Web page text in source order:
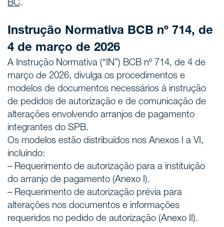
BC.
Instrução Normativa BCB nº 714, de
4 de março de 2026
A Instrução Normativa (“IN”) BCB nº 714, de 4 de
março de 2026, divulga os procedimentos e
modelos de documentos necessários à instrução
de pedidos de autorização e de comunicação de
alterações envolvendo arranjos de pagamento
integrantes do SPB.
Os modelos estão distribuídos nos Anexos I a VI,
incluindo:
– Requerimento de autorização para a instituição
do arranjo de pagamento (Anexo I).
– Requerimento de autorização prévia para
alterações nos documentos e informações
requeridos no pedido de autorização (Anexo II).